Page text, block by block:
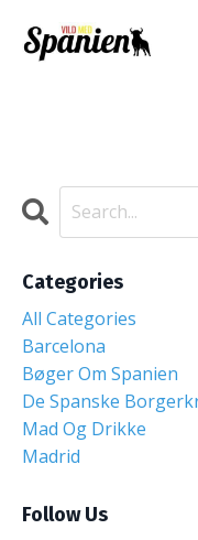
Categories
All Categories
Barcelona
Bøger Om Spanien
De Spanske
Mad Og Drikke
Madrid
Follow Us